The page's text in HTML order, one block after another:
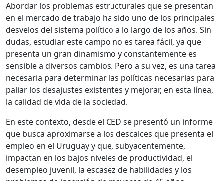
Abordar los problemas estructurales que se presentan
en el mercado de trabajo ha sido uno de los principales
desvelos del sistema político a lo largo de los años. Sin
dudas, estudiar este campo no es tarea fácil, ya que
presenta un gran dinamismo y constantemente es
sensible a diversos cambios. Pero a su vez, es una tarea
necesaria para determinar las políticas necesarias para
paliar los desajustes existentes y mejorar, en esta línea,
la calidad de vida de la sociedad.
En este contexto, desde el CED se presentó un informe
que busca aproximarse a los descalces que presenta el
empleo en el Uruguay y que, subyacentemente,
impactan en los bajos niveles de productividad, el
desempleo juvenil, la escasez de habilidades y los